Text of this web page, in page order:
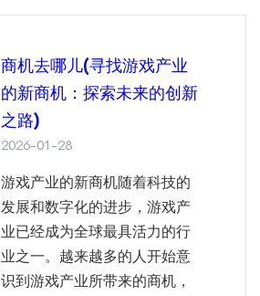
商机去哪儿(寻找游戏产业
的新商机：探索未来的创新
之路)
2026-01-28
游戏产业的新商机随着科技的
发展和数字化的进步，游戏产
业已经成为全球最具活力的行
业之一。越来越多的人开始意
识到游戏产业所带来的商机，